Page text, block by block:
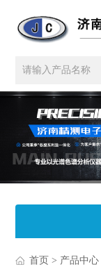
首页 > 产品中心